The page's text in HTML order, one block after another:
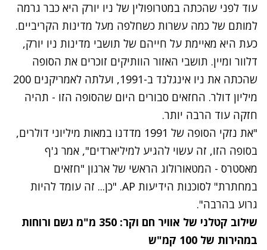
עוד לפני שהכתה במטרופולין של ניו יורק היא כבר גרמה
למותם של כמה עשרות כשחלפה מעל מדינות הקריביים.
כעת היא מאיימת על חייהם של תושבי מדינות ניו יורק,
דלוור ומיין. תושבי האזור הוותיקים זוכרים את הסופה
שהכתה את ניו אינגלנד ב-1991, ועלתה לאמריקנים 200
מיליון דולר. החזאים סבורים היום שהסופה הזו - תהיה
חזקה עוד הרבה יותר.
"את נזקי הסופה של 1991 מדדנו במאות מיליוני דולרים,
בסופה הזו, זה עשוי להגיע למיליארדים", אמר ג'ף
מאסטרס - המטאורולוג הראשי של ארגון "חזאים
במחתרת" לסוכנות הידיעות AP. "כן... זה עומד להיות
גרוע בהרבה".
שילוב קטלני של אוויר חם וקר: 350 מ"מ גשם ורוחות
במהירות של 100 קמ"ש